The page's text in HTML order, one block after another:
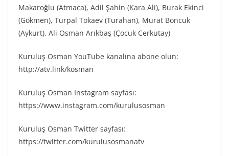
Makaroğlu (Atmaca), Adil Şahin (Kara Ali), Burak Ekinci
(Gökmen), Turpal Tokaev (Turahan), Murat Boncuk
(Aykurt), Ali Osman Arıkbaş (Çocuk Cerkutay)
Kuruluş Osman YouTube kanalına abone olun:
http://atv.link/kosman
Kuruluş Osman Instagram sayfası:
https://www.instagram.com/kurulusosman
Kuruluş Osman Twitter sayfası:
https://twitter.com/kurulusosmanatv